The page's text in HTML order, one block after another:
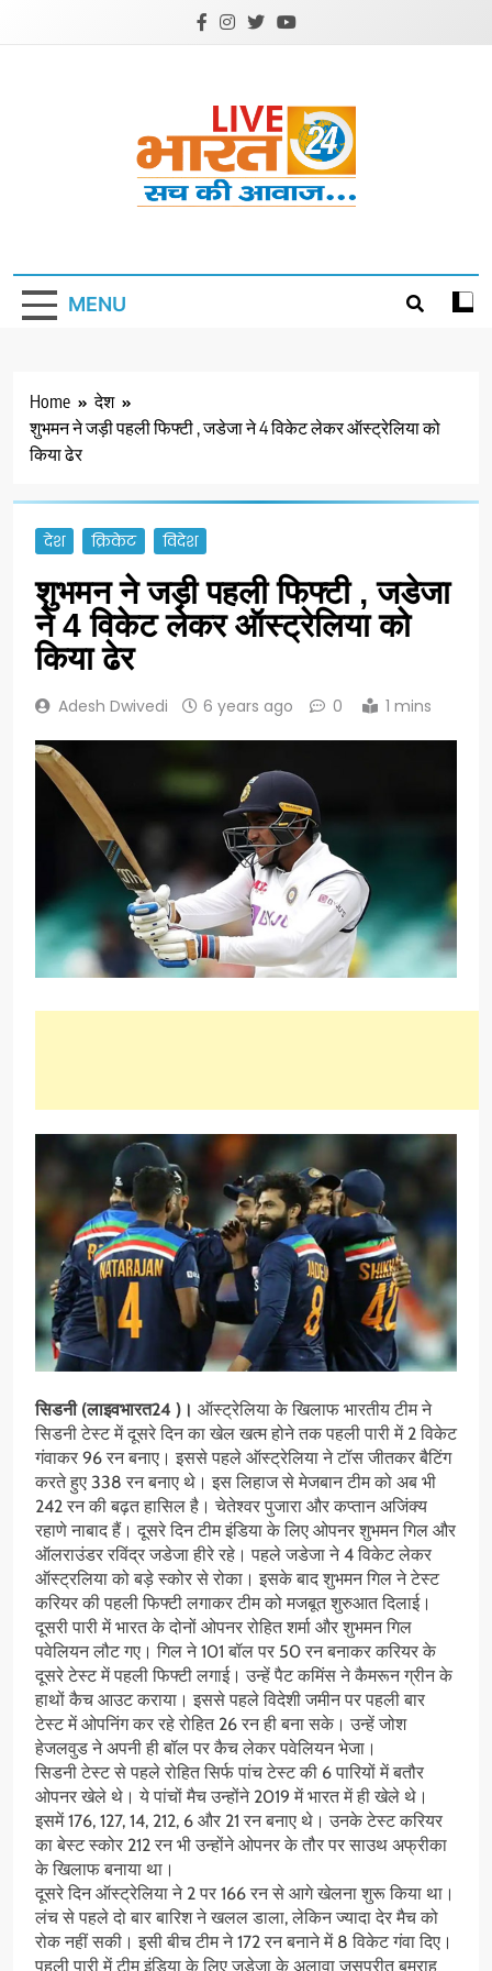
MENU
Home
देश
शुभमन ने जड़ी पहली फिफ्टी , जडेजा ने 4 विकेट लेकर ऑस्ट्रेलिया को
किया ढेर
देश क्रिकेट विदेश
शुभमन ने जड़ी पहली फिफ्टी , जडेजा
ने 4 विकेट लेकर ऑस्ट्रेलिया को
किया ढेर
Adesh Dwivedi 6 years ago 0 1 mins
सिडनी (लाइवभारत24 )। ऑस्ट्रेलिया के खिलाफ भारतीय टीम ने
सिडनी टेस्ट में दूसरे दिन का खेल खत्म होने तक पहली पारी में 2 विकेट
गंवाकर 96 रन बनाए। इससे पहले ऑस्ट्रेलिया ने टॉस जीतकर बैटिंग
करते हुए 338 रन बनाए थे। इस लिहाज से मेजबान टीम को अब भी
242 रन की बढ़त हासिल है। चेतेश्वर पुजारा और कप्तान अजिंक्य
रहाणे नाबाद हैं। दूसरे दिन टीम इंडिया के लिए ओपनर शुभमन गिल और
ऑलराउंडर रविंद्र जडेजा हीरे रहे। पहले जडेजा ने 4 विकेट लेकर
ऑस्ट्रलिया को बड़े स्कोर से रोका। इसके बाद शुभमन गिल ने टेस्ट
करियर की पहली फिफ्टी लगाकर टीम को मजबूत शुरुआत दिलाई।
दूसरी पारी में भारत के दोनों ओपनर रोहित शर्मा और शुभमन गिल
पवेलियन लौट गए। गिल ने 101 बॉल पर 50 रन बनाकर करियर के
दूसरे टेस्ट में पहली फिफ्टी लगाई। उन्हें पैट कमिंस ने कैमरून ग्रीन के
हाथों कैच आउट कराया। इससे पहले विदेशी जमीन पर पहली बार
टेस्ट में ओपनिंग कर रहे रोहित 26 रन ही बना सके। उन्हें जोश
हेजलवुड ने अपनी ही बॉल पर कैच लेकर पवेलियन भेजा।
सिडनी टेस्ट से पहले रोहित सिर्फ पांच टेस्ट की 6 पारियों में बतौर
ओपनर खेले थे। ये पांचों मैच उन्होंने 2019 में भारत में ही खेले थे।
इसमें 176, 127, 14, 212, 6 और 21 रन बनाए थे। उनके टेस्ट करियर
का बेस्ट स्कोर 212 रन भी उन्होंने ओपनर के तौर पर साउथ अफ्रीका
के खिलाफ बनाया था।
दूसरे दिन ऑस्ट्रेलिया ने 2 पर 166 रन से आगे खेलना शुरू किया था।
लंच से पहले दो बार बारिश ने खलल डाला, लेकिन ज्यादा देर मैच को
रोक नहीं सकी। इसी बीच टीम ने 172 रन बनाने में 8 विकेट गंवा दिए।
पहली पारी में टीम इंडिया के लिए जडेजा के अलावा जसप्रीत बुमराह